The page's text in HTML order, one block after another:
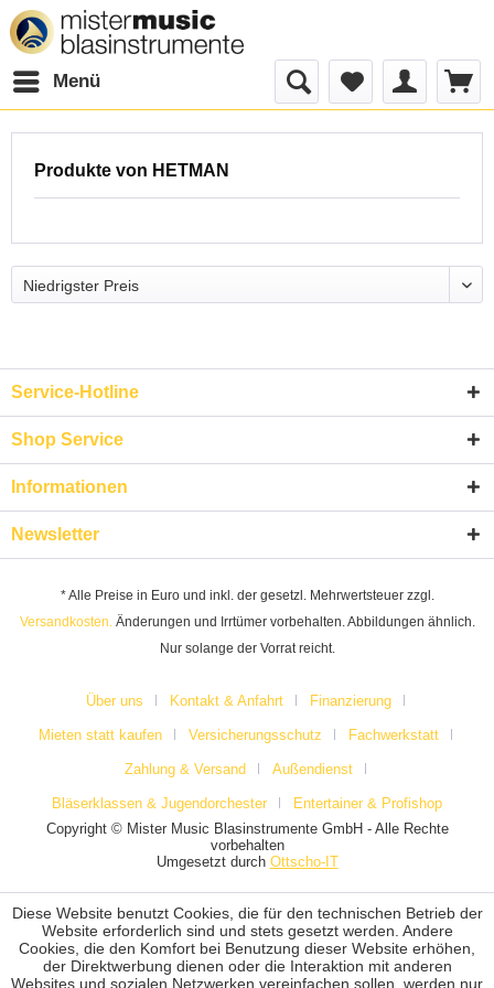
Menü
Produkte von HETMAN
Service-Hotline
Shop Service
Informationen
Newsletter
* Alle Preise in Euro und inkl. der gesetzl. Mehrwertsteuer zzgl.
Versandkosten.Änderungen und Irrtümer vorbehalten. Abbildungen ähnlich.
Nur solange der Vorrat reicht.
Über uns Kontakt & Anfahrt Finanzierung
Mieten statt kaufen Versicherungsschutz Fachwerkstatt
Zahlung & Versand Außendienst
Bläserklassen & Jugendorchester
Entertainer & Profishop
Copyright © Mister Music Blasinstrumente GmbH - Alle Rechte
vorbehalten
Umgesetzt durch Ottscho-IT
Diese Website benutzt Cookies, die für den technischen Betrieb der
Website erforderlich sind und stets gesetzt werden. Andere
Cookies, die den Komfort bei Benutzung dieser Website erhöhen,
der Direktwerbung dienen oder die Interaktion mit anderen
Websites und sozialen Netzwerken vereinfachen sollen, werden nur